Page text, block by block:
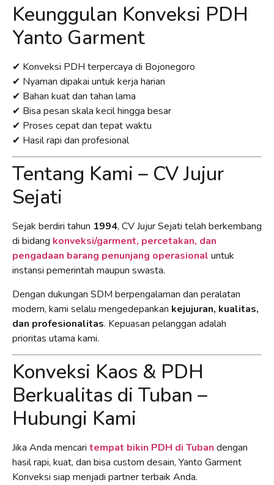
Keunggulan Konveksi PDH
Yanto Garment
✔ Konveksi PDH terpercaya di Bojonegoro
✔ Nyaman dipakai untuk kerja harian
✔ Bahan kuat dan tahan lama
✔ Bisa pesan skala kecil hingga besar
✔ Proses cepat dan tepat waktu
✔ Hasil rapi dan profesional
Tentang Kami – CV Jujur
Sejati
Sejak berdiri tahun 1994, CV Jujur Sejati telah berkembang
di bidang konveksi/garment, percetakan, dan
pengadaan barang penunjang operasional untuk
instansi pemerintah maupun swasta.
Dengan dukungan SDM berpengalaman dan peralatan
modern, kami selalu mengedepankan kejujuran, kualitas,
dan profesionalitas. Kepuasan pelanggan adalah
prioritas utama kami.
Konveksi Kaos & PDH
Berkualitas di Tuban –
Hubungi Kami
Jika Anda mencari tempat bikin PDH di Tuban dengan
hasil rapi, kuat, dan bisa custom desain, Yanto Garment
Konveksi siap menjadi partner terbaik Anda.